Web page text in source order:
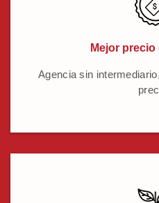
Mejor
Agencia sin